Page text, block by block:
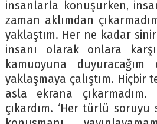
insanlarla konuşurken,
zaman aklımdan
yaklaştım. Her ne kadar
insanı olarak onlara
kamuoyuna
yaklaşmaya çalıştım. Hiçbir
asla ekrana çıkarmadım.
çıkardım. ‘Her türlü soruyu